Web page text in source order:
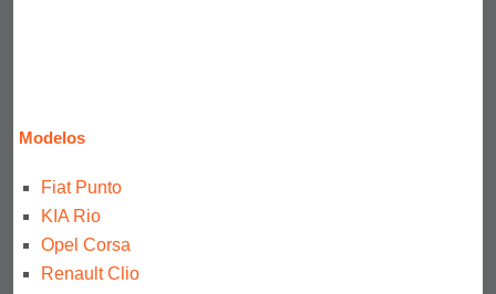
Modelos
Fiat Punto
KIA Rio
Opel Corsa
Renault Clio